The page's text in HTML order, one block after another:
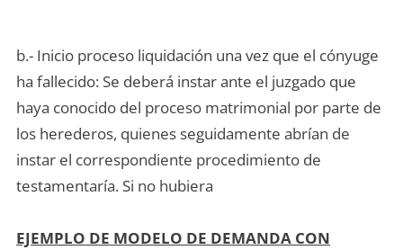
b.- Inicio proceso liquidación una vez que el cónyuge
ha fallecido: Se deberá instar ante el juzgado que
haya conocido del proceso matrimonial por parte de
los herederos, quienes seguidamente abrían de
instar el correspondiente procedimiento de
testamentaría. Si no hubiera
EJEMPLO DE MODELO DE DEMANDA CON